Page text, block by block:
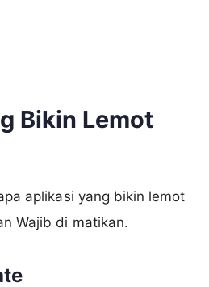
Bikin Lemot
aplikasi yang bikin lemot
Wajib di matikan.